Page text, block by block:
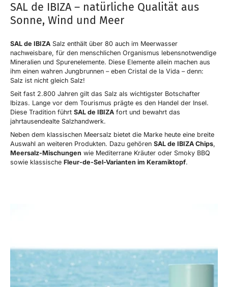
E
5
0
€
SAL de IBIZA – natürliche Qualität aus
Sonne, Wind und Meer
SAL de IBIZA Salz enthält über 80 auch im Meerwasser
nachweisbare, für den menschlichen Organismus lebensnotwendige
Mineralien und Spurenelemente. Diese Elemente allein machen aus
ihm einen wahren Jungbrunnen – eben Cristal de la Vida – denn:
Salz ist nicht gleich Salz!
Seit fast 2.800 Jahren gilt das Salz als wichtigster Botschafter
Ibizas. Lange vor dem Tourismus prägte es den Handel der Insel.
Diese Tradition führt SAL de IBIZA fort und bewahrt das
jahrtausendealte Salzhandwerk.
Neben dem klassischen Meersalz bietet die Marke heute eine breite
Auswahl an weiteren Produkten. Dazu gehören SAL de IBIZA Chips,
Meersalz-Mischungen wie Mediterrane Kräuter oder Smoky BBQ
sowie klassische Fleur-de-Sel-Varianten im Keramiktopf.